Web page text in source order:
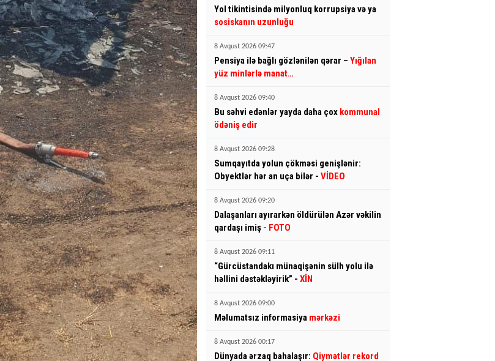
Yol tikintisində milyonluq korrupsiya və ya
sosiskanın uzunluğu
8 Avqust 2026 09:47
Pensiya ilə bağlı gözlənilən qərar – Yığılan
yüz minlərlə manat…
8 Avqust 2026 09:40
Bu səhvi edənlər yayda daha çox kommunal
ödəniş edir
8 Avqust 2026 09:28
Sumqayıtda yolun çökməsi genişlənir:
Obyektlər hər an uça bilər - VİDEO
8 Avqust 2026 09:20
Dalaşanları ayırarkən öldürülən Azər vəkilin
qardaşı imiş - FOTO
8 Avqust 2026 09:11
“Gürcüstandakı münaqişənin sülh yolu ilə
həllini dəstəkləyirik” - XİN
8 Avqust 2026 09:00
Məlumatsız informasiya mərkəzi
8 Avqust 2026 00:17
Dünyada ərzaq bahalaşır: Qiymətlər rekord